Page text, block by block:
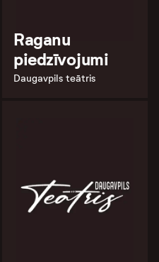
Raganu
piedzīvojumi
Daugavpils teātris